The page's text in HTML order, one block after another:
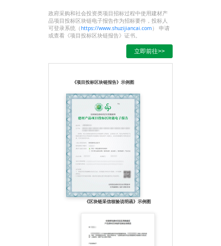
政府采购和社会投资类项目招标过程中使用建材产
品项目投标区块链电子报告作为招标要件，投标人
可登录系统（https://www.shuzijiancai.com ） 申请
或查看《项目投标区块链报告》证书。
立即前往>>
《项目投标区块链报告》示例图
《区块链采信核验说明函》示例图